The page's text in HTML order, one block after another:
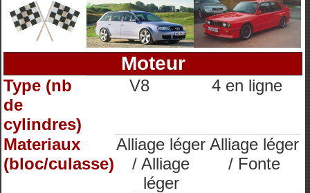
Moteur
Type (nb
de
cylindres)
V8 4 en ligne
Materiaux
(bloc/culasse)
Alliage léger
/ Alliage
léger
Alliage léger
/ Fonte